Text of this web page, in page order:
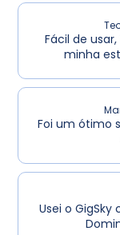
Fácil de
minha
Foi um ótimo
Usei o